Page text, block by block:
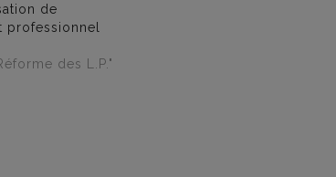
de
professionnel
des L.P."